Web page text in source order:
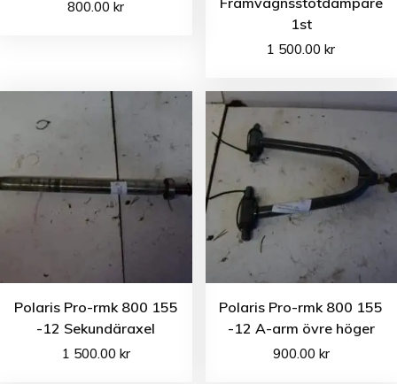
800.00kr
1st
1 500.00kr
Polaris Pro-rmk 800 155
-12 Sekundäraxel
1 500.00 kr
Polaris Pro-rmk 800 155
-12 A-arm övre höger
900.00 kr